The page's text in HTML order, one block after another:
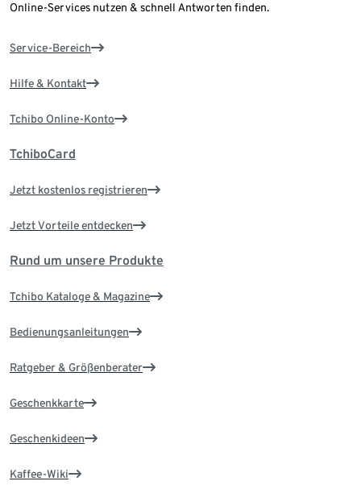
Online-Services nutzen & schnell Antworten finden.
Service-Bereich
Hilfe & Kontakt
Tchibo Online-Konto
TchiboCard
Jetzt kostenlos registrieren
Jetzt Vorteile entdecken
Rund um unsere Produkte
Tchibo Kataloge & Magazine
Bedienungsanleitungen
Ratgeber & Größenberater
Geschenkkarte
Geschenkideen
Kaffee-Wiki